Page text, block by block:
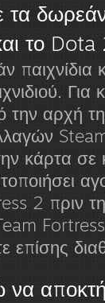
τα
το Dota
παιχνίδια
την αρχή
κάρτα σε
2 πριν
επίσης